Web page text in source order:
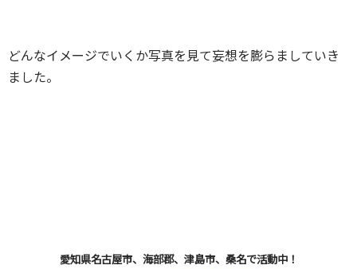
どんなイメージでいくか写真を見て妄想を膨らましていき
ました。
愛知県名古屋市、海部郡、津島市、桑名で活動中！